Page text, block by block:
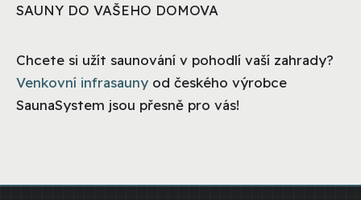
SAUNY DO VAŠEHO DOMOVA
Chcete si užít saunování v pohodlí vaší zahrady?
Venkovní infrasauny od českého výrobce
SaunaSystem jsou přesně pro vás!